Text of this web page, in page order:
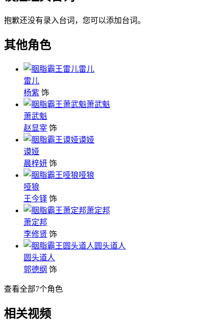
抱歉还没有录入台词，您可以添加台词。
其他角色
雷儿
雷儿
杨紫 饰
萧武魁
萧武魁
赵显宰 饰
谟娅
谟娅
晨梓妍 饰
哑狼
哑狼
王今铎 饰
萧定邦
萧定邦
李修贤 饰
圆头道人
圆头道人
郭德纲 饰
查看全部7个角色
相关视频